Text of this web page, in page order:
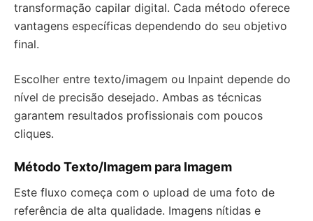
transformação capilar digital. Cada método oferece
vantagens específicas dependendo do seu objetivo
final.
Escolher entre texto/imagem ou Inpaint depende do
nível de precisão desejado. Ambas as técnicas
garantem resultados profissionais com poucos
cliques.
Método Texto/Imagem para Imagem
Este fluxo começa com o upload de uma foto de
referência de alta qualidade. Imagens nítidas e